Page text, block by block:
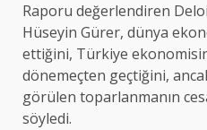
Raporu değerlendiren
Hüseyin Gürer, dünya
ettiğini, Türkiye
dönemeçten geçtiğini,
görülen toparlanmanın
söyledi.